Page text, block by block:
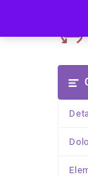
content